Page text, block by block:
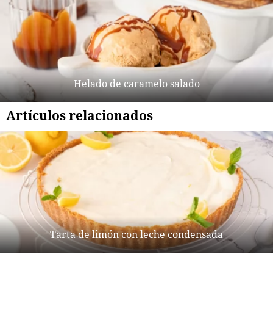
Helado de caramelo salado
Artículos relacionados
Tarta de limón con leche condensada